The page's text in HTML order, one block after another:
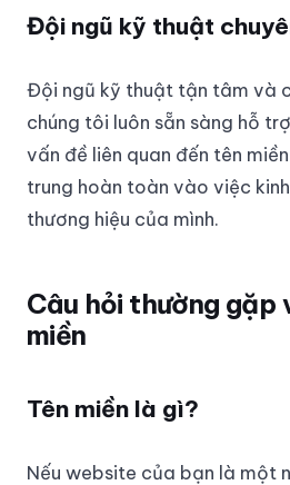
Đội ngũ kỹ thuật
Đội ngũ kỹ thuật tận tâm và
chúng tôi luôn sẵn sàng hỗ
vấn đề liên quan đến tên
trung hoàn toàn vào việc
thương hiệu của mình.
Câu hỏi thường gặp
miền
Tên miền là gì?
Nếu website của bạn là một